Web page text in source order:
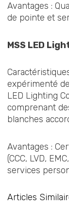
Avantages :
de pointe et
MSS LED
expérimenté
LED Lighting
comprenant
blanches
Avantages :
(CCC, LVD,
services
Articles